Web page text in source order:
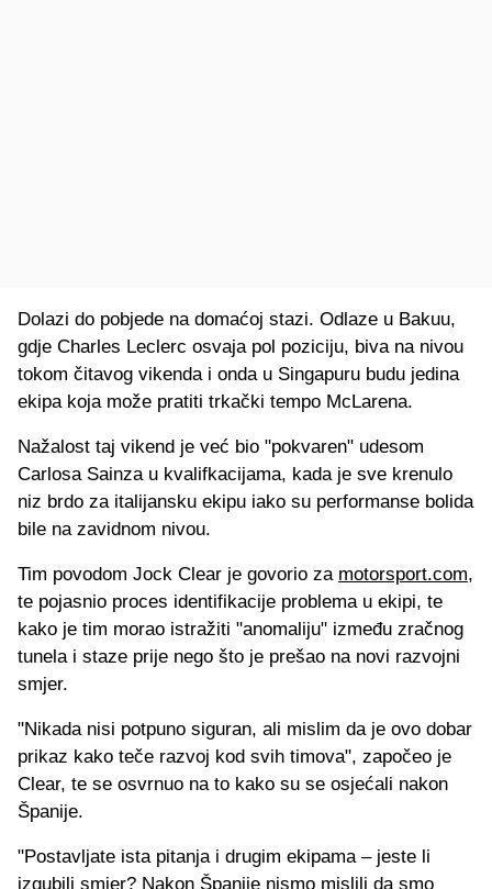
Dolazi do pobjede na domaćoj stazi. Odlaze u Bakuu,
gdje Charles Leclerc osvaja pol poziciju, biva na nivou
tokom čitavog vikenda i onda u Singapuru budu jedina
ekipa koja može pratiti trkački tempo McLarena.
Nažalost taj vikend je već bio "pokvaren" udesom
Carlosa Sainza u kvalifkacijama, kada je sve krenulo
niz brdo za italijansku ekipu iako su performanse bolida
bile na zavidnom nivou.
Tim povodom Jock Clear je govorio za motorsport.com,
te pojasnio proces identifikacije problema u ekipi, te
kako je tim morao istražiti "anomaliju" između zračnog
tunela i staze prije nego što je prešao na novi razvojni
smjer.
"Nikada nisi potpuno siguran, ali mislim da je ovo dobar
prikaz kako teče razvoj kod svih timova", započeo je
Clear, te se osvrnuo na to kako su se osjećali nakon
Španije.
"Postavljate ista pitanja i drugim ekipama – jeste li
izgubili smjer? Nakon Španije nismo mislili da smo